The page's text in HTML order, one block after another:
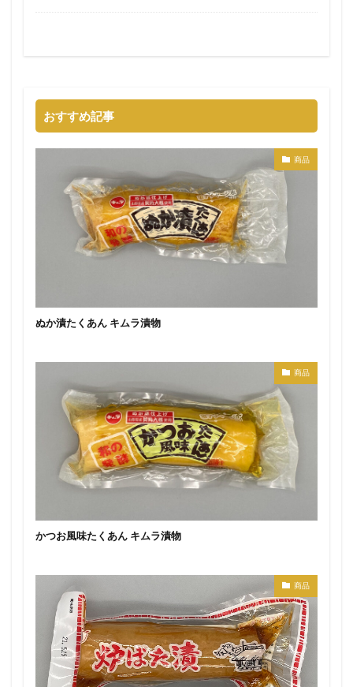
おすすめ記事
商品
ぬか漬たくあん キムラ漬物
商品
かつお風味たくあん キムラ漬物
商品